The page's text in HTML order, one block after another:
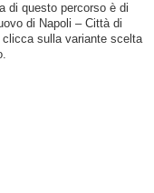
di questo percorso è di
di Napoli – Città di
sulla variante scelta